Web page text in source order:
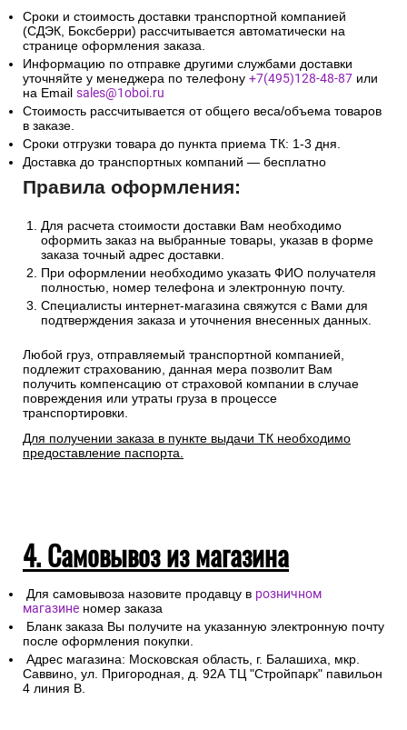
Сроки и стоимость доставки транспортной компанией
(СДЭК, Боксберри) рассчитывается автоматически на
странице оформления заказа.
Информацию по отправке другими службами доставки
уточняйте у менеджера по телефону +7(495)128-48-87 или
на Email sales@1oboi.ru
Стоимость рассчитывается от общего веса/объема товаров
в заказе.
Сроки отгрузки товара до пункта приема ТК: 1-3 дня.
Доставка до транспортных компаний — бесплатно
Правила оформления:
Для расчета стоимости доставки Вам необходимо
оформить заказ на выбранные товары, указав в форме
заказа точный адрес доставки.
При оформлении необходимо указать ФИО получателя
полностью, номер телефона и электронную почту.
Специалисты интернет-магазина свяжутся с Вами для
подтверждения заказа и уточнения внесенных данных.
Любой груз, отправляемый транспортной компанией,
подлежит страхованию, данная мера позволит Вам
получить компенсацию от страховой компании в случае
повреждения или утраты груза в процессе
транспортировки.
Для получении заказа в пункте выдачи ТК необходимо
предоставление паспорта.
4. Самовывоз из магазина
Для самовывоза назовите продавцу в розничном
магазине номер заказа
Бланк заказа Вы получите на указанную электронную почту
после оформления покупки.
Адрес магазина: Московская область, г. Балашиха, мкр.
Саввино, ул. Пригородная, д. 92А ТЦ "Стройпарк" павильон
4 линия В.